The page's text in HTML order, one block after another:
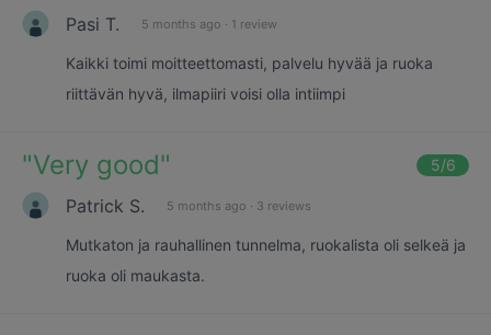
Pasi T. 5 months ago · 1 review
Kaikki toimi moitteettomasti, palvelu hyvää ja ruoka
riittävän hyvä, ilmapiiri voisi olla intiimpi
"Very good" 5/6
Patrick S. 5 months ago · 3 reviews
Mutkaton ja rauhallinen tunnelma, ruokalista oli selkeä ja
ruoka oli maukasta.